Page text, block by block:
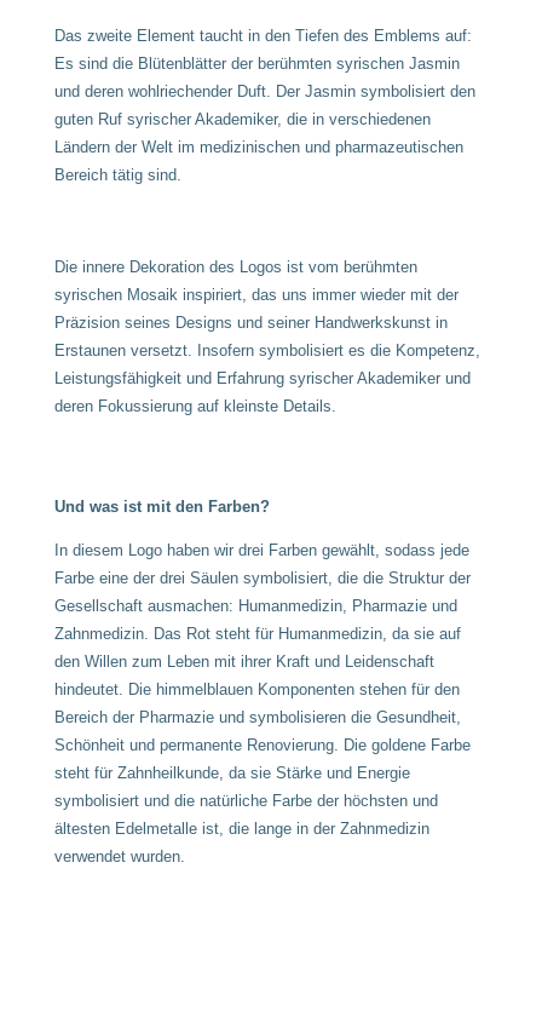
Das zweite Element taucht in den Tiefen des Emblems auf:
Es sind die Blütenblätter der berühmten syrischen Jasmin
und deren wohlriechender Duft. Der Jasmin symbolisiert den
guten Ruf syrischer Akademiker, die in verschiedenen
Ländern der Welt im medizinischen und pharmazeutischen
Bereich tätig sind.
Die innere Dekoration des Logos ist vom berühmten
syrischen Mosaik inspiriert, das uns immer wieder mit der
Präzision seines Designs und seiner Handwerkskunst in
Erstaunen versetzt. Insofern symbolisiert es die Kompetenz,
Leistungsfähigkeit und Erfahrung syrischer Akademiker und
deren Fokussierung auf kleinste Details.
Und was ist mit den Farben?
In diesem Logo haben wir drei Farben gewählt, sodass jede
Farbe eine der drei Säulen symbolisiert, die die Struktur der
Gesellschaft ausmachen: Humanmedizin, Pharmazie und
Zahnmedizin. Das Rot steht für Humanmedizin, da sie auf
den Willen zum Leben mit ihrer Kraft und Leidenschaft
hindeutet. Die himmelblauen Komponenten stehen für den
Bereich der Pharmazie und symbolisieren die Gesundheit,
Schönheit und permanente Renovierung. Die goldene Farbe
steht für Zahnheilkunde, da sie Stärke und Energie
symbolisiert und die natürliche Farbe der höchsten und
ältesten Edelmetalle ist, die lange in der Zahnmedizin
verwendet wurden.